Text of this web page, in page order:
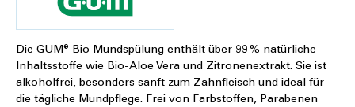
Die GUM® Bio Mundspülung enthält über 99 % natürliche
Inhaltsstoffe wie Bio-Aloe Vera und Zitronenextrakt. Sie ist
alkoholfrei, besonders sanft zum Zahnfleisch und ideal für
die tägliche Mundpflege. Frei von Farbstoffen, Parabenen